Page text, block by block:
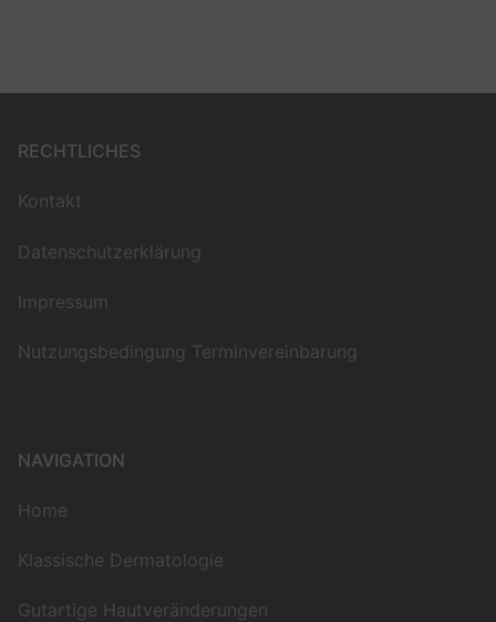
RECHTLICHES
Kontakt
Datenschutzerklärung
Impressum
Nutzungsbedingung Terminvereinbarung
NAVIGATION
Home
Klassische Dermatologie
Gutartige Hautveränderungen